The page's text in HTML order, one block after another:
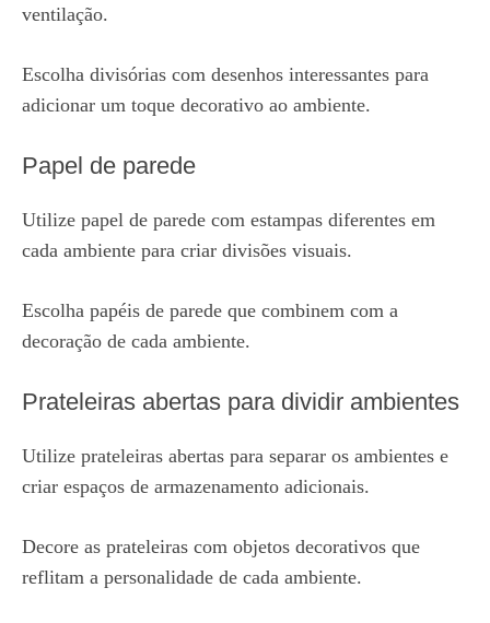
ventilação.
Escolha divisórias com desenhos interessantes para
adicionar um toque decorativo ao ambiente.
Papel de parede
Utilize papel de parede com estampas diferentes em
cada ambiente para criar divisões visuais.
Escolha papéis de parede que combinem com a
decoração de cada ambiente.
Prateleiras abertas para dividir ambientes
Utilize prateleiras abertas para separar os ambientes e
criar espaços de armazenamento adicionais.
Decore as prateleiras com objetos decorativos que
reflitam a personalidade de cada ambiente.